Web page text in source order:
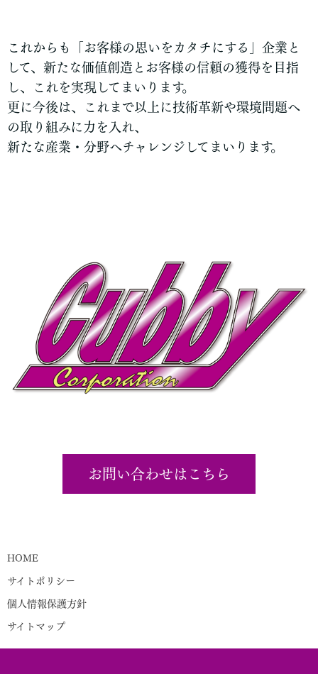
これからも「お客様の思いをカタチにする」企業と
して、新たな価値創造とお客様の信頼の獲得を目指
し、
これを実現してまいります。
更に今後は、これまで以上に技術革新や環境問題へ
の取り組みに力を入れ、
新たな産業・分野へチャレンジしてまいります。
お問い合わせはこちら
HOME
サイトポリシー
個人情報保護方針
サイトマップ